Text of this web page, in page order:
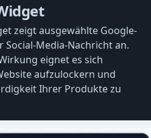
zeigt ausgewählte Google-
Social-Media-Nachricht an.
eignet es sich
aufzulockern und
Ihrer Produkte zu